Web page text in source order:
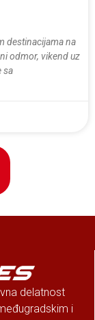
destinacijama na
odmor, vikend uz
sa
delatnost
i